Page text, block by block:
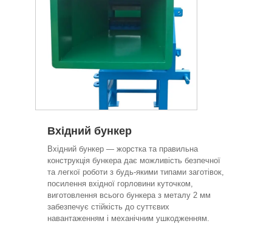
Вхідний бункер
Вхідний бункер — жорстка та правильна
конструкція бункера дає можливість безпечної
та легкої роботи з будь-якими типами заготівок,
посилення вхідної горловини куточком,
виготовлення всього бункера з металу 2 мм
забезпечує стійкість до суттєвих
навантаженням і механічним ушкодженням.